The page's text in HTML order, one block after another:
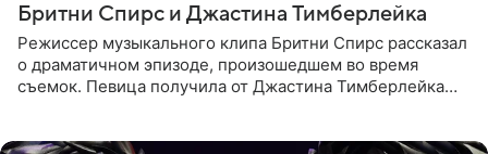
Бритни Спирс и Джастина Тимберлейка
Режиссер музыкального клипа Бритни Спирс рассказал
о драматичном эпизоде, произошедшем во время
съемок. Певица получила от Джастина Тимберлейка